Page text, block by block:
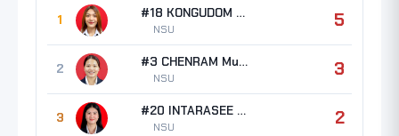
1 #18 KONGUDOM Prapatsorn
NSU 5
2 #3 CHENRAM Muthita
NSU 3
3 #20 INTARASEE Orathai
NSU 2